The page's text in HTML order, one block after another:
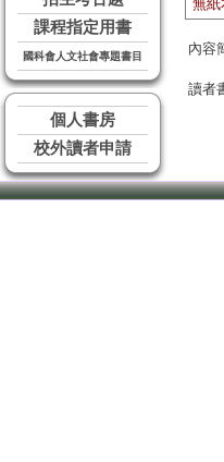
課程指定用書
國科會人文社會專題書目
個人書房
校外讀者申請
無紙
內容
讀者